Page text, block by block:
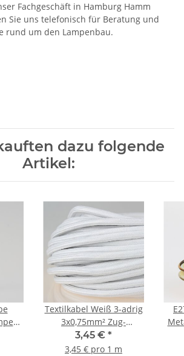
Fachgeschäft in Hamburg Hamm
Sie uns telefonisch für Beratung und
rund um den Lampenbau.
dazu folgende
Artikel:
Textilkabel Weiß 3-adrig
3x0,75mm² Zug-
Pendelleitung S03RT-F
3G0,75
3,45 € *
3,45 € pro 1 m